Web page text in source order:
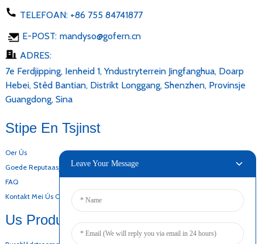
TELEFOAN: +86 755 84741877
E-POST: mandyso@gofern.cn
ADRES:
7e Ferdjipping, Ienheid 1, Yndustryterrein Jingfanghua, Doarp
Hebei, Stêd Bantian, Distrikt Longgang, Shenzhen, Provinsje
Guangdong, Sina
Stipe En Tsjinst
Oer Ús
Goede Reputaasje
FAQ
Kontakt Mei Ús Opnimme
Us Produkten
Leave Your Message